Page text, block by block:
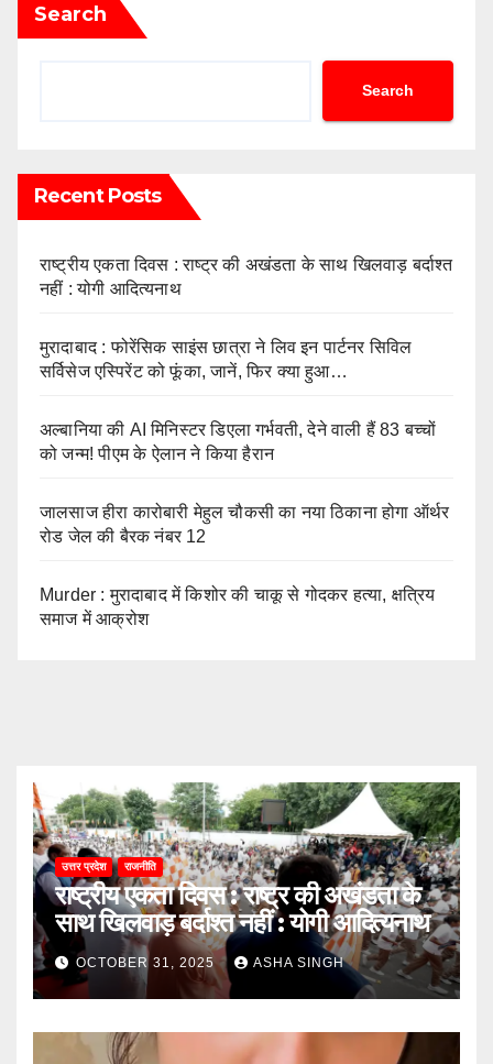
Search
Search
Recent Posts
राष्ट्रीय एकता दिवस : राष्ट्र की अखंडता के साथ खिलवाड़ बर्दाश्त
नहीं : योगी आदित्यनाथ
मुरादाबाद : फोरेंसिक साइंस छात्रा ने लिव इन पार्टनर सिविल
सर्विसेज एस्पिरेंट को फूंका, जानें, फिर क्या हुआ…
अल्बानिया की AI मिनिस्‍टर डिएला गर्भवती, देने वाली हैं 83 बच्चों
को जन्‍म! पीएम के ऐलान ने किया हैरान
जालसाज हीरा कारोबारी मेहुल चौकसी का नया ठिकाना होगा ऑर्थर
रोड जेल की बैरक नंबर 12
Murder : मुरादाबाद में किशोर की चाकू से गोदकर हत्या, क्षत्रिय
समाज में आक्रोश
उत्तर प्रदेश राजनीति
राष्ट्रीय एकता दिवस : राष्ट्र की अखंडता के
साथ खिलवाड़ बर्दाश्त नहीं : योगी आदित्यनाथ
OCTOBER 31, 2025 ASHA SINGH